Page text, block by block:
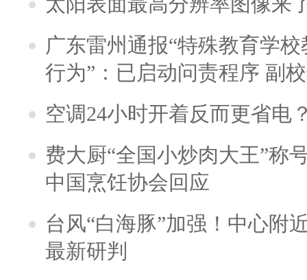
广东雷州通报“特殊教育学
行为”：已启动问责程序 副
空调24小时开着反而更省电
费大厨“全国小炒肉大王”称
中国烹饪协会回应
台风“白海豚”加强！中心附
最新研判